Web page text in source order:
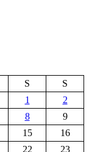
S
S
1
2
8
9
15
16
22
23